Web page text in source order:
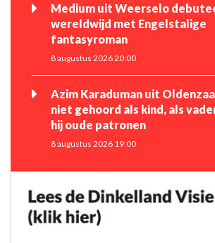
Medium uit Weerselo
wereldwijd met Engelstalige
fantasyroman
8 augustus 2026 20:00
Azim Karaduman uit
niet gehoord als kind, als
hij oude patronen
8 augustus 2026 19:00